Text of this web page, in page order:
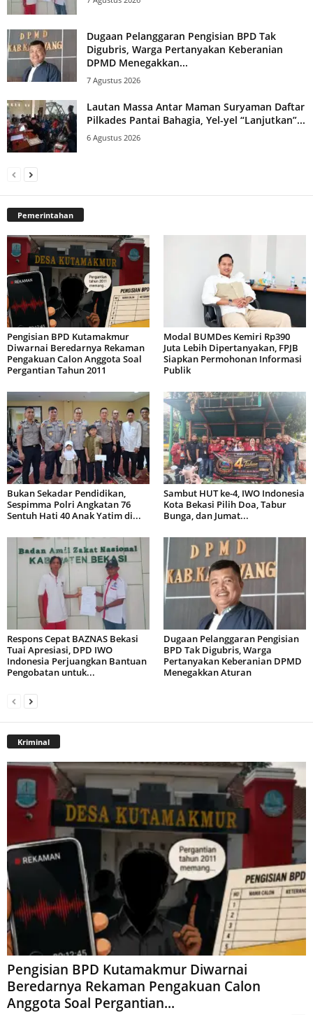
Dugaan Pelanggaran Pengisian BPD Tak
Digubris, Warga Pertanyakan Keberanian
DPMD Menegakkan...
7 Agustus 2026
Lautan Massa Antar Maman Suryaman Daftar
Pilkades Pantai Bahagia, Yel-yel “Lanjutkan”...
6 Agustus 2026
Pemerintahan
Pengisian BPD Kutamakmur
Diwarnai Beredarnya Rekaman
Pengakuan Calon Anggota Soal
Pergantian Tahun 2011
Modal BUMDes Kemiri Rp390
Juta Lebih Dipertanyakan, FPJB
Siapkan Permohonan Informasi
Publik
Bukan Sekadar Pendidikan,
Sespimma Polri Angkatan 76
Sentuh Hati 40 Anak Yatim di...
Sambut HUT ke-4, IWO Indonesia
Kota Bekasi Pilih Doa, Tabur
Bunga, dan Jumat...
Respons Cepat BAZNAS Bekasi
Tuai Apresiasi, DPD IWO
Indonesia Perjuangkan Bantuan
Pengobatan untuk...
Dugaan Pelanggaran Pengisian
BPD Tak Digubris, Warga
Pertanyakan Keberanian DPMD
Menegakkan Aturan
Kriminal
Pengisian BPD Kutamakmur Diwarnai
Beredarnya Rekaman Pengakuan Calon
Anggota Soal Pergantian...